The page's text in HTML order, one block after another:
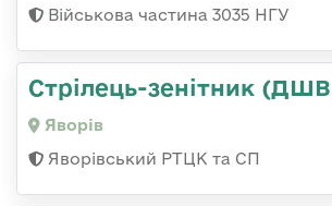
Військова частина 3035 НГУ
Стрілець-зенітник
Яворів
Яворівський РТЦК та СП